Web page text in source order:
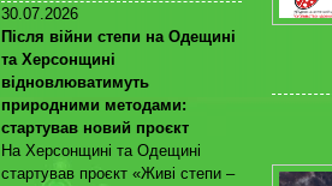
30.07.2026
Після війни степи на Одещині
та Херсонщині
відновлюватимуть
природними методами:
стартував новий проєкт
На Херсонщині та Одещині
стартував проєкт «Живі степи –